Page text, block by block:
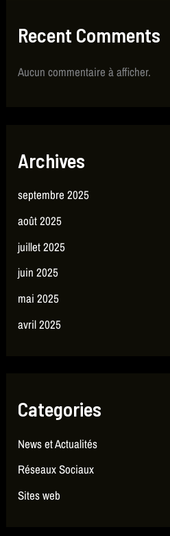
Recent Comments
Aucun commentaire à afficher.
Archives
septembre 2025
août 2025
juillet 2025
juin 2025
mai 2025
avril 2025
Categories
News et Actualités
Réseaux Sociaux
Sites web